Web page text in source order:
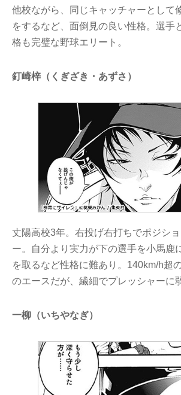
他校ながら、同じキャッチャーとして
をするなど、面倒見の良い性格。選手
格も完璧な野球エリート。
釘崎梓（くぎざき・あずさ）
丈陽高校3年。右投げ右打ちでポジシ
ー。自分より実力が下の選手を小馬鹿
を取るなど性格に難あり。140km/h超
のエースだが、繊細でプレッシャーに
一柳（いちやなぎ）